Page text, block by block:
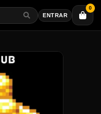
ENTRAR
0